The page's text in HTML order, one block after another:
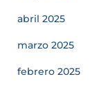
abril 2025
marzo 2025
febrero 2025